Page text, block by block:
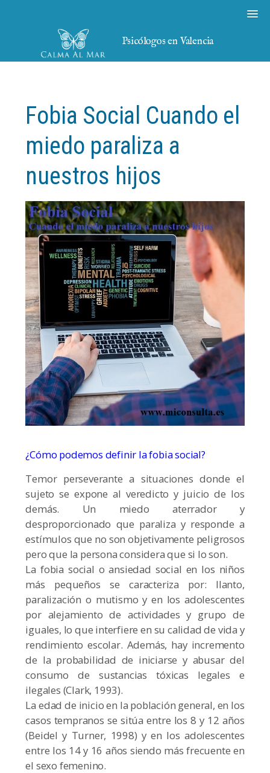
Psicólogos en Valencia
Fobia Social Cuando el
miedo paraliza a
nuestros hijos
¿Cómo podemos definir la fobia social?
Temor perseverante a situaciones donde el
sujeto se expone al veredicto y juicio de los
demás. Un miedo aterrador y
desproporcionado que paraliza y responde a
estímulos que no son objetivamente peligrosos
pero que la persona considera que si lo son.
La fobia social o ansiedad social en los niños
más pequeños se caracteriza por: llanto,
paralización o mutismo y en los adolescentes
por alejamiento de actividades y grupo de
iguales, lo que interfiere en su calidad de vida y
rendimiento escolar. Además, hay incremento
de la probabilidad de iniciarse y abusar del
consumo de sustancias tóxicas legales e
ilegales (Clark, 1993).
La edad de inicio en la población general, en los
casos tempranos se sitúa entre los 8 y 12 años
(Beidel y Turner, 1998) y en los adolescentes
entre los 14 y 16 años siendo más frecuente en
el sexo femenino.